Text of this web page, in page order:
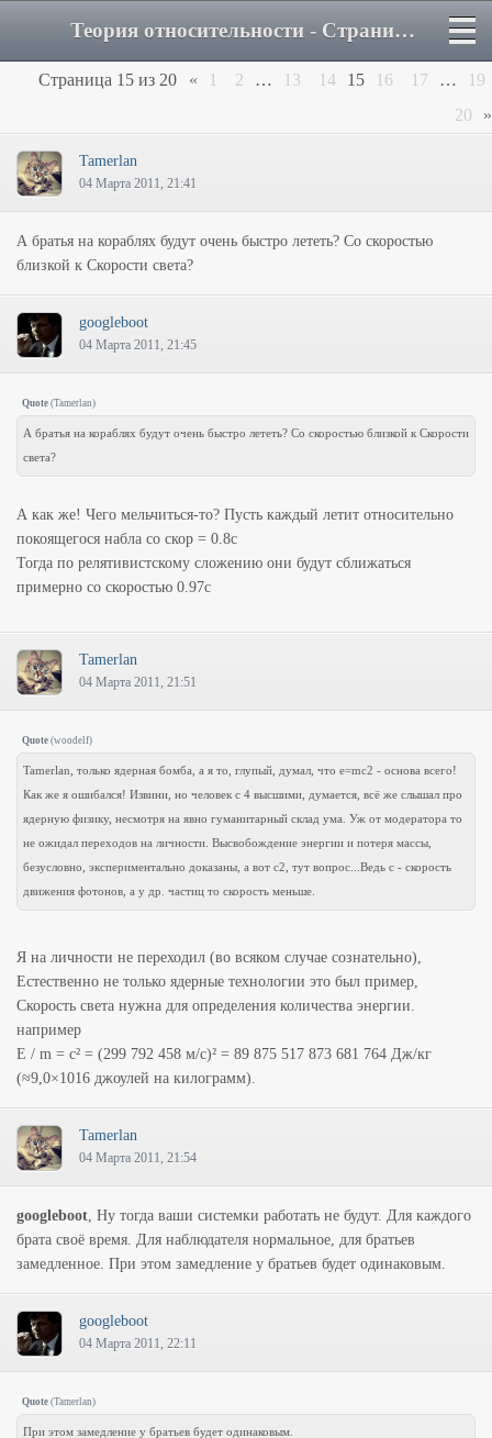
Теория относительности - Страница 15 - Форум
Страница 15 из 20 « 1 2 … 13 14 15 16 17 …
19
20
»
Tamerlan
04 Марта 2011, 21:41
А братья на кораблях будут очень быстро лететь? Со скоростью
близкой к Скорости света?
googleboot
04 Марта 2011, 21:45
Quote (Tamerlan)
А братья на кораблях будут очень быстро лететь? Со скоростью близкой к Скорости
света?
А как же! Чего мельчиться-то? Пусть каждый летит относительно
покоящегося набла со скор = 0.8с
Тогда по релятивистскому сложению они будут сближаться
примерно со скоростью 0.97с
Tamerlan
04 Марта 2011, 21:51
Quote (woodelf)
Tamerlan, только ядерная бомба, а я то, глупый, думал, что e=mc2 - основа всего!
Как же я ошибался! Извини, но человек с 4 высшими, думается, всё же слышал про
ядерную физику, несмотря на явно гуманитарный склад ума. Уж от модератора то
не ожидал переходов на личности. Высвобождение энергии и потеря массы,
безусловно, экспериментально доказаны, а вот c2, тут вопрос...Ведь c - скорость
движения фотонов, а у др. частиц то скорость меньше.
Я на личности не переходил (во всяком случае сознательно),
Естественно не только ядерные технологии это был пример,
Скорость света нужна для определения количества энергии.
например
E / m = c² = (299 792 458 м/с)² = 89 875 517 873 681 764 Дж/кг
(≈9,0×1016 джоулей на килограмм).
Tamerlan
04 Марта 2011, 21:54
googleboot, Ну тогда ваши системки работать не будут. Для каждого
брата своё время. Для наблюдателя нормальное, для братьев
замедленное. При этом замедление у братьев будет одинаковым.
googleboot
04 Марта 2011, 22:11
Quote (Tamerlan)
При этом замедление у братьев будет одинаковым.